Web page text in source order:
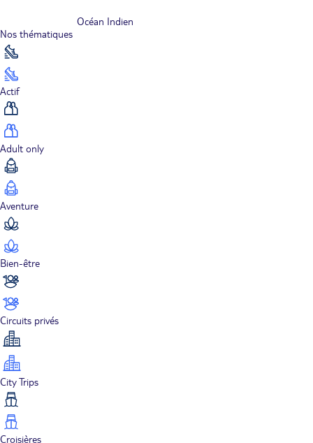
Océan Indien
Nos thématiques
Actif
Adult only
Aventure
Bien-être
Circuits privés
City Trips
Croisières